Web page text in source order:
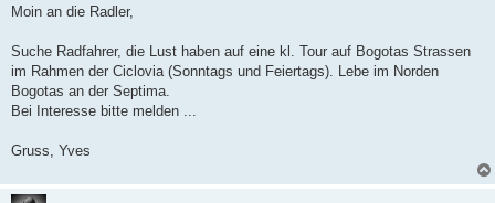
i
a
Moin an die Radler,
Suche Radfahrer, die Lust haben auf eine kl. Tour auf Bogotas Strassen
im Rahmen der Ciclovia (Sonntags und Feiertags). Lebe im Norden
Bogotas an der Septima.
Bei Interesse bitte melden ...
Gruss, Yves